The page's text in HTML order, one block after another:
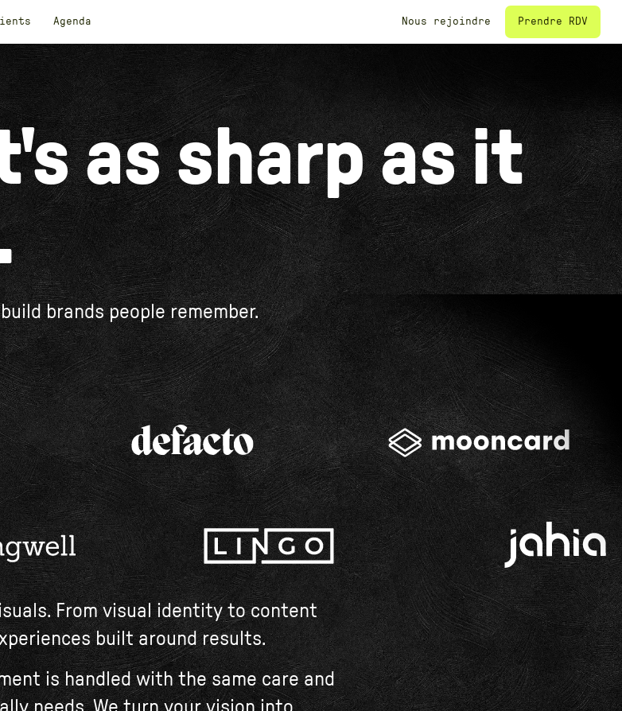
Agenda Nous rejoindre Prendre RDV
BRAND & CONTENT
as sharp as it
brands people remember.
From visual identity to content
built around results.
is handled with the same care and